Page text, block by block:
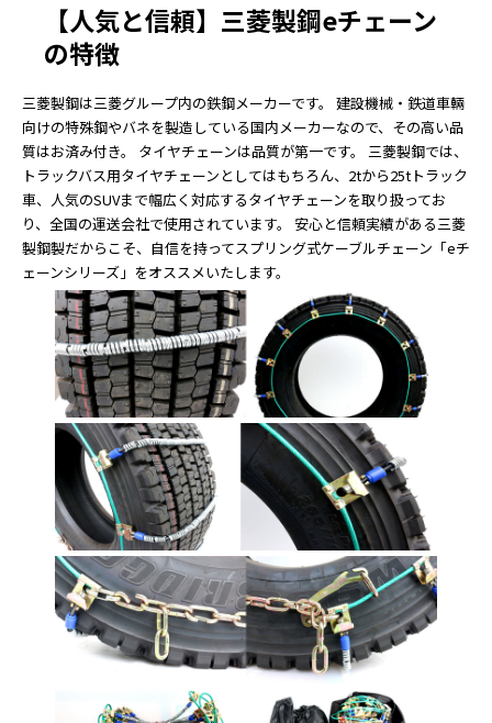
【人気と信頼】三菱製鋼eチェーン
の特徴
三菱製鋼は三菱グループ内の鉄鋼メーカーです。 建設機械・鉄道車輛
向けの特殊鋼やバネを製造している国内メーカーなので、その高い品
質はお済み付き。 タイヤチェーンは品質が第一です。 三菱製鋼では、
トラックバス用タイヤチェーンとしてはもちろん、2tから25tトラック
車、人気のSUVまで幅広く対応するタイヤチェーンを取り扱ってお
り、全国の運送会社で使用されています。 安心と信頼実績がある三菱
製鋼製だからこそ、自信を持ってスプリング式ケーブルチェーン「eチ
ェーンシリーズ」をオススメいたします。